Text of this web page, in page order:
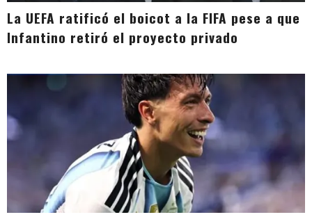
La UEFA ratificó el boicot a la FIFA pese a que
Infantino retiró el proyecto privado